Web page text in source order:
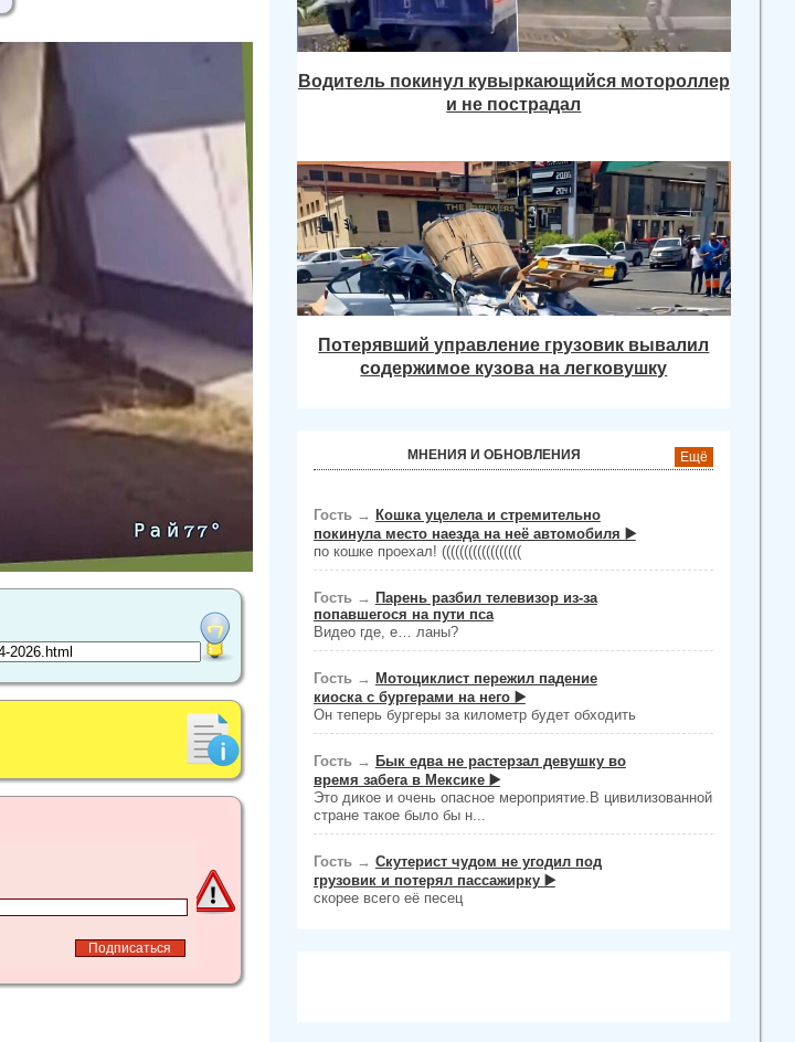
Водитель покинул кувыркающийся мотороллер
и не пострадал
Потерявший управление грузовик вывалил
содержимое кузова на легковушку
МНЕНИЯ И ОБНОВЛЕНИЯ Ещё
Гость → Кошка уцелела и стремительно
покинула место наезда на неё автомобиля ▶️
по кошке проехал! ((((((((((((((((((
Гость → Парень разбил телевизор из-за
попавшегося на пути пса
Видео где, е… ланы?
Гость → Мотоциклист пережил падение
киоска с бургерами на него ▶️
Он теперь бургеры за километр будет обходить
Гость → Бык едва не растерзал девушку во
время забега в Мексике ▶️
Это дикое и очень опасное мероприятие.В цивилизованной
стране такое было бы н...
Гость → Скутерист чудом не угодил под
грузовик и потерял пассажирку ▶️
скорее всего её песец